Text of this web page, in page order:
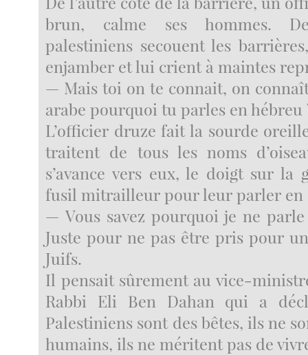
brun, calme ses hommes.
palestiniens secouent les
enjamber et lui crient à maintes
— Mais toi on te connait, on
arabe pourquoi tu parles en hébreu
L’officier druze fait la sourde
traitent de tous les noms
s’avance vers eux, le doigt sur la
fusil mitrailleur pour leur parler en
— Vous savez pourquoi je ne
Juste pour ne pas être pris pour
Juifs.
Il pensait sûrement au vice-
Rabbi Eli Ben Dahan qui a
Palestiniens sont des bêtes, ils ne
humains, ils ne méritent pas de